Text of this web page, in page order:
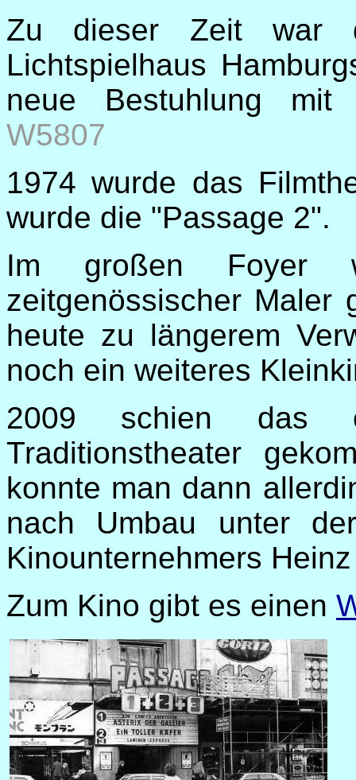
Zu dieser Zeit war
Lichtspielhaus
neue Bestuhlung mit
W5807
1974 wurde das
wurde die "Passage 2".
Im großen Foyer
zeitgenössischer Maler
heute zu längerem
noch ein weiteres
2009 schien das
Traditionstheater
konnte man dann
nach Umbau unter
Kinounternehmers
Zum Kino gibt es einen